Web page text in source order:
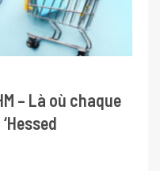
– Là où chaque